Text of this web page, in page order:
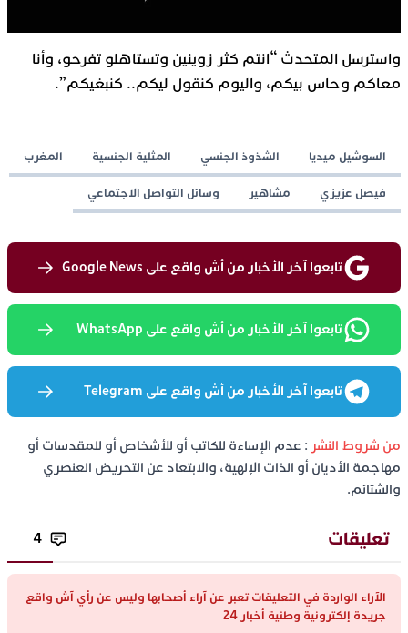
واسترسل المتحدث “انتم كثر زوينين وتستاهلو تفرحو، وأنا
معاكم وحاس بيكم، واليوم كنقول ليكم.. كنبغيكم”.
السوشيل ميديا الشذوذ الجنسي المثلية الجنسية المغرب
فيصل عزيزي مشاهير وسائل التواصل الاجتماعي
تابعوا آخر الأخبار من أش واقع على Google News
تابعوا آخر الأخبار من أش واقع على WhatsApp
تابعوا آخر الأخبار من أش واقع على Telegram
من شروط النشر : عدم الإساءة للكاتب أو للأشخاص أو للمقدسات أو
مهاجمة الأديان أو الذات الإلهية، والابتعاد عن التحريض العنصري
والشتائم.
تعليقات 4
الآراء الواردة في التعليقات تعبر عن آراء أصحابها وليس عن رأي آش واقع
جريدة إلكترونية وطنية أخبار 24